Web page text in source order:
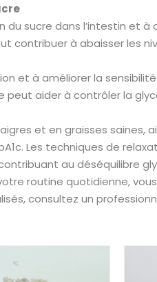
sucre dans l’intestin et
à abaisser les
et à améliorer la sensibilité
aider à contrôler la
et en graisses saines,
Les techniques de
au déséquilibre
routine quotidienne,
consultez un